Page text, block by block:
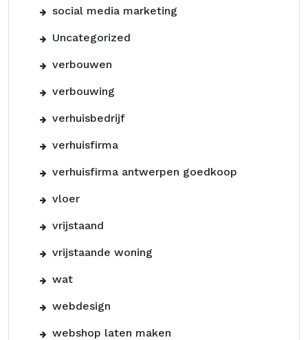
social media marketing
Uncategorized
verbouwen
verbouwing
verhuisbedrijf
verhuisfirma
verhuisfirma antwerpen goedkoop
vloer
vrijstaand
vrijstaande woning
wat
webdesign
webshop laten maken